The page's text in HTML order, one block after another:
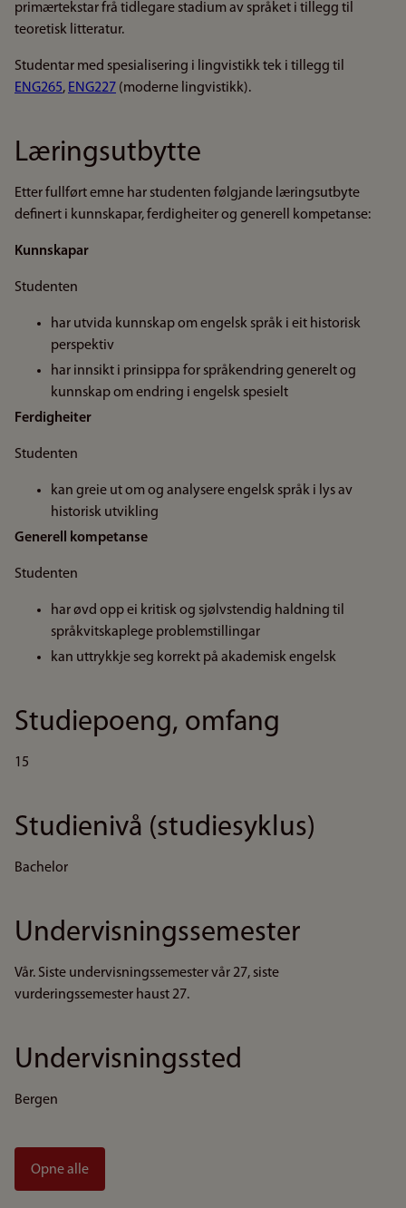
primærtekstar frå tidlegare stadium av språket i tillegg til
teoretisk litteratur.
Studentar med spesialisering i lingvistikk tek i tillegg til
ENG265, ENG227 (moderne lingvistikk).
Læringsutbytte
Etter fullført emne har studenten følgjande læringsutbyte
definert i kunnskapar, ferdigheiter og generell kompetanse:
Kunnskapar
Studenten
har utvida kunnskap om engelsk språk i eit historisk
perspektiv
har innsikt i prinsippa for språkendring generelt og
kunnskap om endring i engelsk spesielt
Ferdigheiter
Studenten
kan greie ut om og analysere engelsk språk i lys av
historisk utvikling
Generell kompetanse
Studenten
har øvd opp ei kritisk og sjølvstendig haldning til
språkvitskaplege problemstillingar
kan uttrykkje seg korrekt på akademisk engelsk
Studiepoeng, omfang
15
Studienivå (studiesyklus)
Bachelor
Undervisningssemester
Vår. Siste undervisningssemester vår 27, siste
vurderingssemester haust 27.
Undervisningssted
Bergen
Opne alle